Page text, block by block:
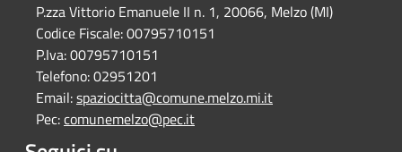
P.zza Vittorio Emanuele II n. 1, 20066, Melzo (MI)
Codice Fiscale:00795710151
P.Iva:00795710151
Telefono:02951201
Email:spaziocitta@comune.melzo.mi.it
Pec:comunemelzo@pec.it